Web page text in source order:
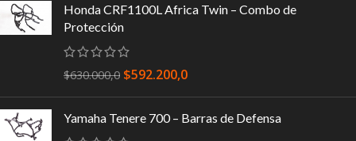
Honda CRF1100L Africa Twin – Combo de
Protección
$630.000,0 $592.200,0
Yamaha Tenere 700 – Barras de Defensa